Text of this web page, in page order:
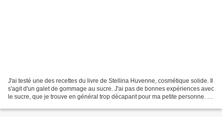
J'ai testé une des recettes du livre de Stellina Huvenne, cosmétique solide. Il
s'agit d'un galet de gommage au sucre. J'ai pas de bonnes expériences avec
le sucre, que je trouve en général trop décapant pour ma petite personne. Le